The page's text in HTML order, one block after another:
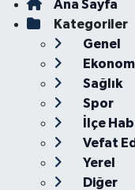
Ana Sayfa
Kategoriler
Genel
Sağlık
Spor
İlçe
Vefat
Yerel
Diğer